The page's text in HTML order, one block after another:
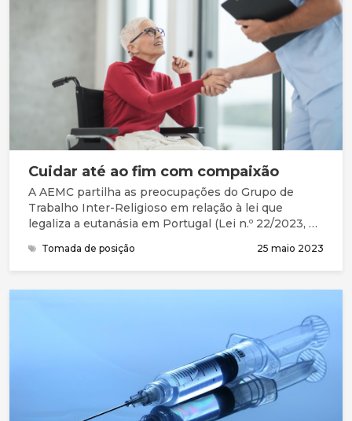
Cuidar até ao fim com compaixão
A AEMC partilha as preocupações do Grupo de
Trabalho Inter-Religioso em relação à lei que
legaliza a eutanásia em Portugal (Lei n.º 22/2023, de
Tomada de posição 25 maio 2023